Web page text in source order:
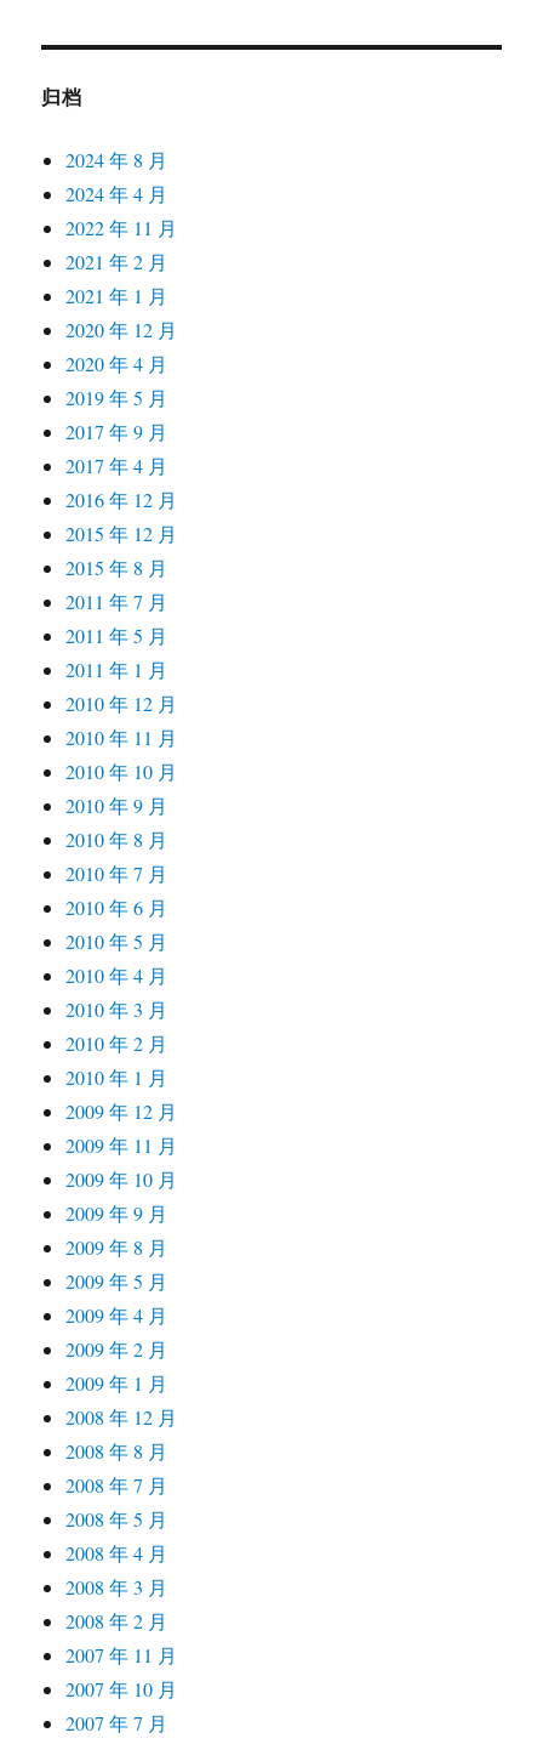
归档
2024 年 8 月
2024 年 4 月
2022 年 11 月
2021 年 2 月
2021 年 1 月
2020 年 12 月
2020 年 4 月
2019 年 5 月
2017 年 9 月
2017 年 4 月
2016 年 12 月
2015 年 12 月
2015 年 8 月
2011 年 7 月
2011 年 5 月
2011 年 1 月
2010 年 12 月
2010 年 11 月
2010 年 10 月
2010 年 9 月
2010 年 8 月
2010 年 7 月
2010 年 6 月
2010 年 5 月
2010 年 4 月
2010 年 3 月
2010 年 2 月
2010 年 1 月
2009 年 12 月
2009 年 11 月
2009 年 10 月
2009 年 9 月
2009 年 8 月
2009 年 5 月
2009 年 4 月
2009 年 2 月
2009 年 1 月
2008 年 12 月
2008 年 8 月
2008 年 7 月
2008 年 5 月
2008 年 4 月
2008 年 3 月
2008 年 2 月
2007 年 11 月
2007 年 10 月
2007 年 7 月